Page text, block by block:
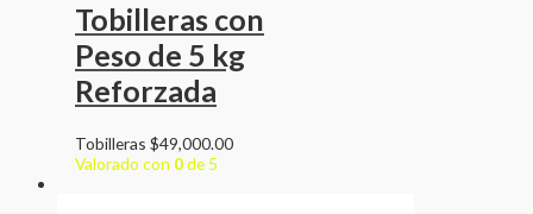
Tobilleras con
Peso de 5 kg
Reforzada
Tobilleras $49,000.00
Valorado con 0de 5